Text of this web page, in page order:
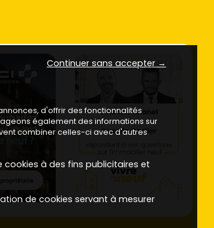
Continuer sans accepter →
d'offrir des fonctionnalités
également des informations sur
combiner celles-ci avec d'autres
cookies à des fins publicitaires et
de cookies servant à mesurer